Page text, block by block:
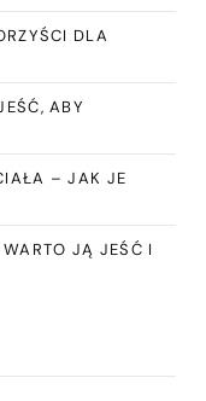
DLA
ABY
– JAK JE
JĄ JEŚĆ I